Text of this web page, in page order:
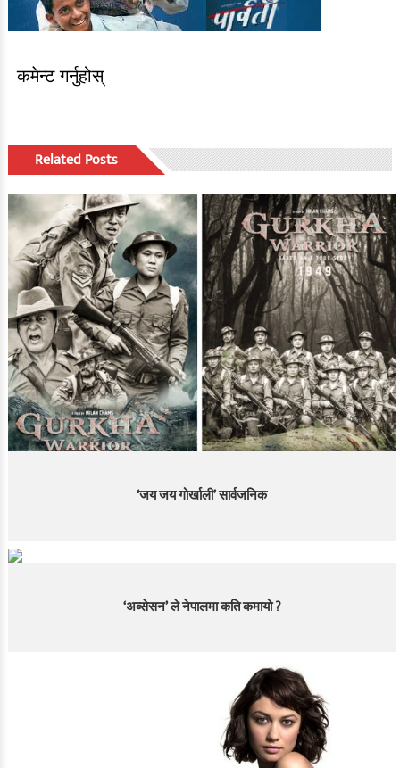
कमेन्ट गर्नुहोस्
Related Posts
‘जय जय गोर्खाली’ सार्वजनिक
‘अब्सेसन’ ले नेपालमा कति कमायो ?